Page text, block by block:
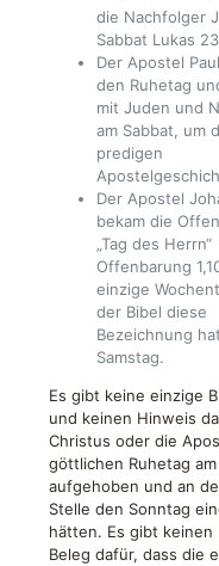
die Nachfolger
Sabbat Lukas
Der Apostel
den Ruhetag
mit Juden und
am Sabbat, um
predigen
Der Apostel
bekam die
„Tag des Herrn“
Offenbarung
einzige
der Bibel diese
Bezeichnung
Samstag.
Es gibt keine einzige
und keinen Hinweis
Christus oder die
göttlichen Ruhetag am
aufgehoben und an
Stelle den Sonntag
hätten. Es gibt keinen
Beleg dafür, dass die